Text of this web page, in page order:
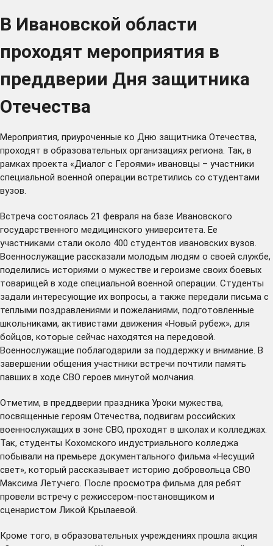
В Ивановской области
проходят мероприятия в
преддверии Дня защитника
Отечества
Мероприятия, приуроченные ко Дню защитника Отечества,
проходят в образовательных организациях региона. Так, в
рамках проекта «Диалог с Героями» ивановцы – участники
специальной военной операции встретились со студентами
вузов.
Встреча состоялась 21 февраля на базе Ивановского
государственного медицинского университета. Ее
участниками стали около 400 студентов ивановских вузов.
Военнослужащие рассказали молодым людям о своей службе,
поделились историями о мужестве и героизме своих боевых
товарищей в ходе специальной военной операции. Студенты
задали интересующие их вопросы, а также передали письма с
теплыми поздравлениями и пожеланиями, подготовленные
школьниками, активистами движения «Новый рубеж», для
бойцов, которые сейчас находятся на передовой.
Военнослужащие поблагодарили за поддержку и внимание. В
завершении общения участники встречи почтили память
павших в ходе СВО героев минутой молчания.
Отметим, в преддверии праздника Уроки мужества,
посвященные героям Отечества, подвигам российских
военнослужащих в зоне СВО, проходят в школах и колледжах.
Так, студенты Кохомского индустриального колледжа
побывали на премьере документального фильма «Несущий
свет», который рассказывает историю добровольца СВО
Максима Летучего. После просмотра фильма для ребят
провели встречу с режиссером-постановщиком и
сценаристом Ликой Крылаевой.
Кроме того, в образовательных учреждениях прошла акция